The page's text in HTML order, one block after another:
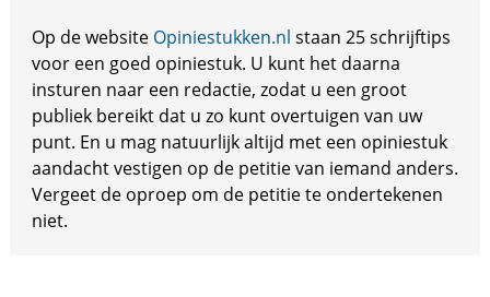
Op de website Opiniestukken.nl staan 25 schrijftips
voor een goed opiniestuk. U kunt het daarna
insturen naar een redactie, zodat u een groot
publiek bereikt dat u zo kunt overtuigen van uw
punt. En u mag natuurlijk altijd met een opiniestuk
aandacht vestigen op de petitie van iemand anders.
Vergeet de oproep om de petitie te ondertekenen
niet.